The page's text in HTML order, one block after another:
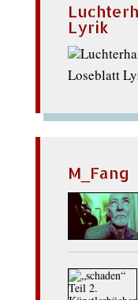
Lyrik
Loseblatt
M_Fang